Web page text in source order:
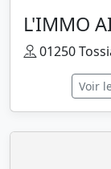
L'IMMO
01250
Voir